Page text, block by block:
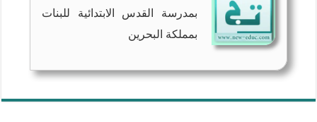
بمدرسة القدس الابتدائية للبنات
بمملكة البحرين